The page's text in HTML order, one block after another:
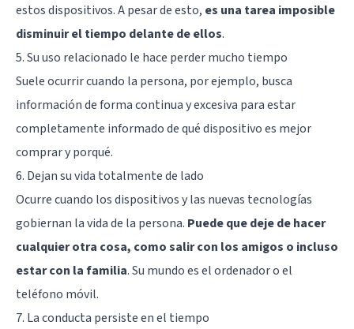
estos dispositivos. A pesar de esto, es una tarea imposible
disminuir el tiempo delante de ellos.
5. Su uso relacionado le hace perder mucho tiempo
Suele ocurrir cuando la persona, por ejemplo, busca
información de forma continua y excesiva para estar
completamente informado de qué dispositivo es mejor
comprar y porqué.
6. Dejan su vida totalmente de lado
Ocurre cuando los dispositivos y las nuevas tecnologías
gobiernan la vida de la persona. Puede que deje de hacer
cualquier otra cosa, como salir con los amigos o incluso
estar con la familia. Su mundo es el ordenador o el
teléfono móvil.
7. La conducta persiste en el tiempo